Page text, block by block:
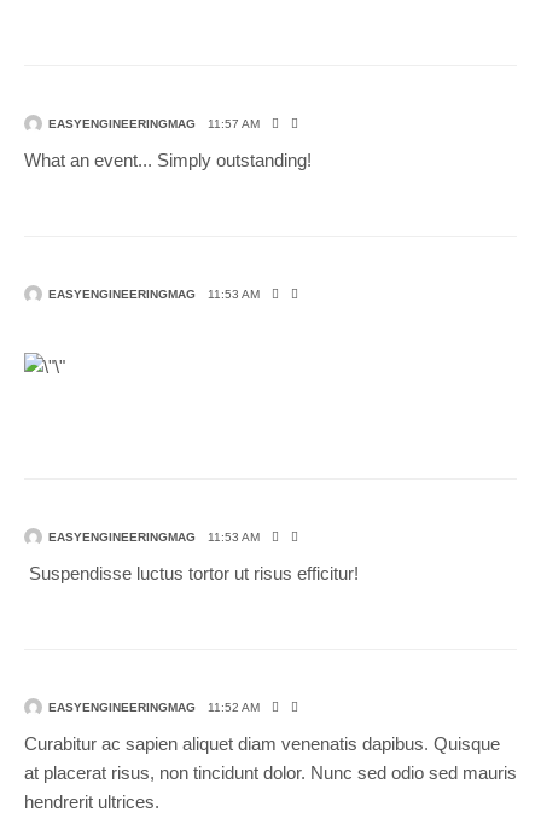
EASYENGINEERINGMAG 11:57 AM
What an event... Simply outstanding!
EASYENGINEERINGMAG 11:53 AM
EASYENGINEERINGMAG 11:53 AM
Suspendisse luctus tortor ut risus efficitur!
EASYENGINEERINGMAG 11:52 AM
Curabitur ac sapien aliquet diam venenatis dapibus. Quisque
at placerat risus, non tincidunt dolor. Nunc sed odio sed mauris
hendrerit ultrices.